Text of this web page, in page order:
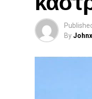
By